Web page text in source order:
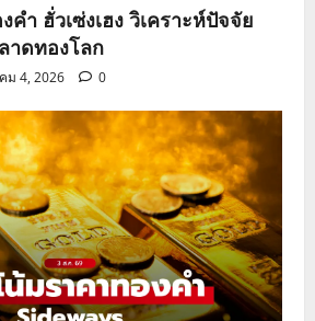
ำ ฮั่วเซ่งเฮง วิเคราะห์ปัจจัย
ดทองโลก
ม 4, 2026 0